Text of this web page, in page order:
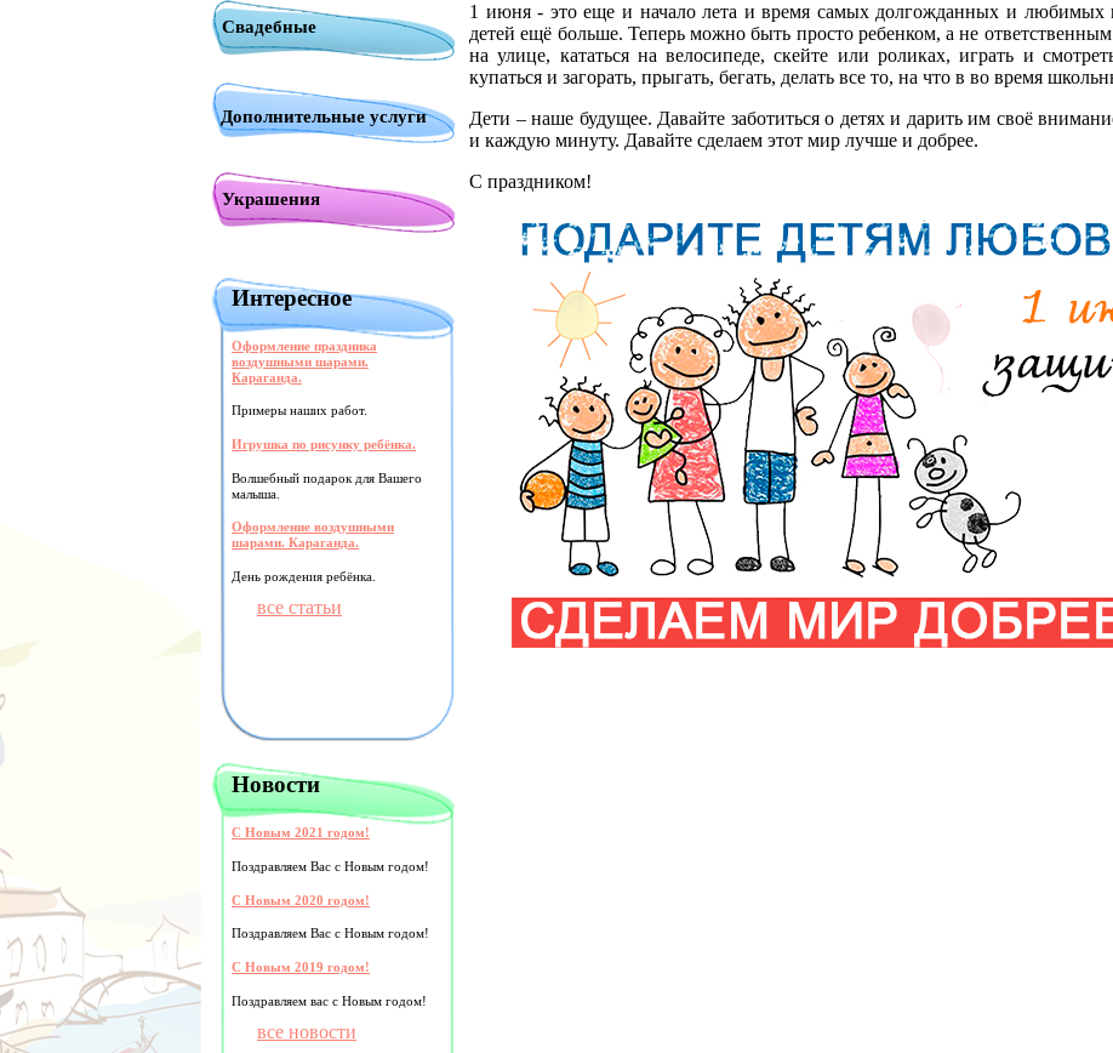
Свадебные
Дополнительные услуги
Украшения
Интересное
Оформление праздника
воздушными шарами.
Караганда.
Примеры наших работ.
Игрушка по рисунку ребёнка.
Волшебный подарок для Вашего
малыша.
Оформление воздушными
шарами. Караганда.
День рождения ребёнка.
все статьи
Новости
С Новым 2021 годом!
Поздравляем Вас с Новым годом!
С Новым 2020 годом!
Поздравляем Вас с Новым годом!
С Новым 2019 годом!
Поздравляем вас с Новым годом!
все новости
1 июня - это еще и начало лета и время самых долгожданных и любимых
детей ещё больше. Теперь можно быть просто ребенком, а не
на улице, кататься на велосипеде, скейте или роликах, играть и
купаться и загорать, прыгать, бегать, делать все то, на что в во время
Дети – наше будущее. Давайте заботиться о детях и дарить им своё
и каждую минуту. Давайте сделаем этот мир лучше и добрее.
С праздником!